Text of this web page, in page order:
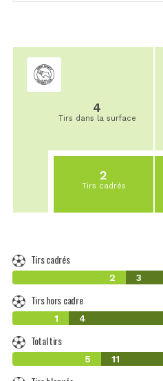
4
Tirs dans la surface
2
Tirs cadrés
Tirs cadrés
2 3
Tirs hors cadre
1 4
Total tirs
5 11